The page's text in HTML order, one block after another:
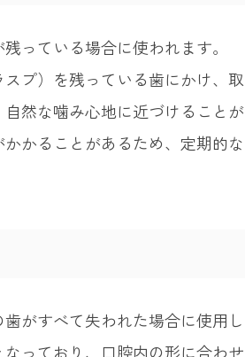
っている場合に使われます。
プ）を残っている歯にかけ、
然な噛み心地に近づけること
かることがあるため、定期的
がすべて失われた場合に使用し
っており、口腔内の形に合わせ